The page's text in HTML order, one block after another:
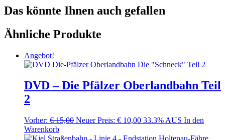
Das könnte Ihnen auch gefallen
Ähnliche Produkte
Angebot!
DVD – Die Pfälzer Oberlandbahn Teil
2
Vorher: €15,00 Neuer Preis: € 10,00 33.3% AUS In den
Warenkorb